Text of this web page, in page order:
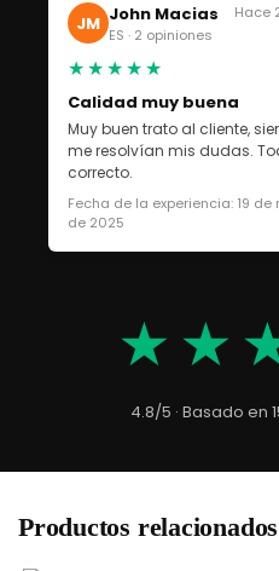
JM John Macias
ES · 2 opiniones
Hace
★★★★★
Calidad muy buena
Muy buen trato al cliente,
me resolvían mis dudas.
correcto.
Fecha de la experiencia: 19 de
de 2025
4.8/5 · Basado en
Productos relacionados